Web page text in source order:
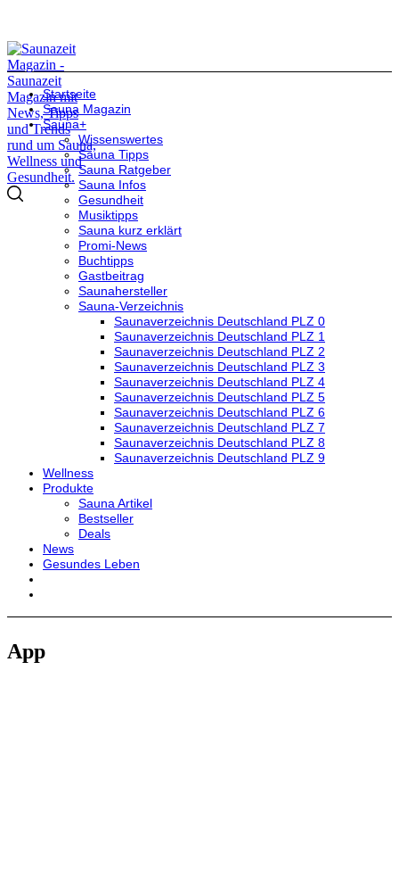
Startseite
Sauna Magazin
Sauna+
Wissenswertes
Sauna Tipps
Sauna Ratgeber
Sauna Infos
Gesundheit
Musiktipps
Sauna kurz erklärt
Promi-News
Buchtipps
Gastbeitrag
Saunahersteller
Sauna-Verzeichnis
Saunaverzeichnis Deutschland PLZ 0
Saunaverzeichnis Deutschland PLZ 1
Saunaverzeichnis Deutschland PLZ 2
Saunaverzeichnis Deutschland PLZ 3
Saunaverzeichnis Deutschland PLZ 4
Saunaverzeichnis Deutschland PLZ 5
Saunaverzeichnis Deutschland PLZ 6
Saunaverzeichnis Deutschland PLZ 7
Saunaverzeichnis Deutschland PLZ 8
Saunaverzeichnis Deutschland PLZ 9
Wellness
Produkte
Sauna Artikel
Bestseller
Deals
News
Gesundes Leben
App